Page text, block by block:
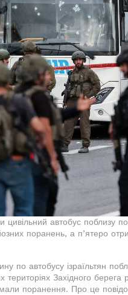
автобус поблизу
поранень, а п’ятеро
по автобусу ізраїльтян
Західного берега
поранення. Про це